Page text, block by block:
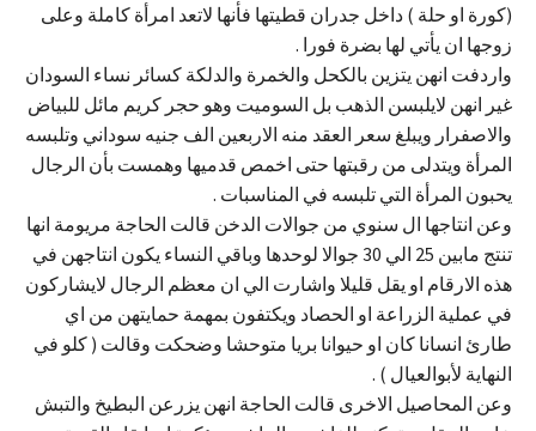
(كورة او حلة ) داخل جدران قطيتها فأنها لاتعد امرأة كاملة وعلى
زوجها ان يأتي لها بضرة فورا .
واردفت انهن يتزين بالكحل والخمرة والدلكة كسائر نساء السودان
غير انهن لايلبسن الذهب بل السوميت وهو حجر كريم مائل للبياض
والاصفرار ويبلغ سعر العقد منه الاربعين الف جنيه سوداني وتلبسه
المرأة ويتدلى من رقبتها حتى اخمص قدميها وهمست بأن الرجال
يحبون المرأة التي تلبسه في المناسبات .
وعن انتاجها ال سنوي من جوالات الدخن قالت الحاجة مريومة انها
تنتج مابين 25 الي 30 جوالا لوحدها وباقي النساء يكون انتاجهن في
هذه الارقام او يقل قليلا واشارت الي ان معظم الرجال لايشاركون
في عملية الزراعة او الحصاد ويكتفون بمهمة حمايتهن من اي
طارئ انسانا كان او حيوانا بريا متوحشا وضحكت وقالت ( كلو في
النهاية لأبوالعيال ) .
وعن المحاصيل الاخرى قالت الحاجة انهن يزرعن البطيخ والتبش